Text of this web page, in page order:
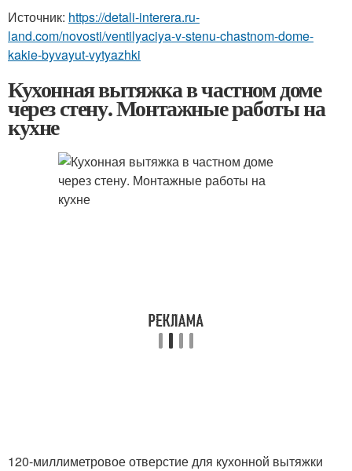
Источник: https://detali-interera.ru-
land.com/novosti/ventilyaciya-v-stenu-chastnom-dome-
kakie-byvayut-vytyazhki
Кухонная вытяжка в частном доме
через стену. Монтажные работы на
кухне
120-миллиметровое отверстие для кухонной вытяжки